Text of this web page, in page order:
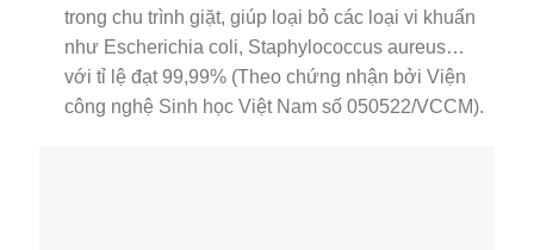
trong chu trình giặt, giúp loại bỏ các loại vi khuẩn
như Escherichia coli, Staphylococcus aureus…
với tỉ lệ đạt 99,99% (Theo chứng nhận bởi Viện
công nghệ Sinh học Việt Nam số 050522/VCCM).